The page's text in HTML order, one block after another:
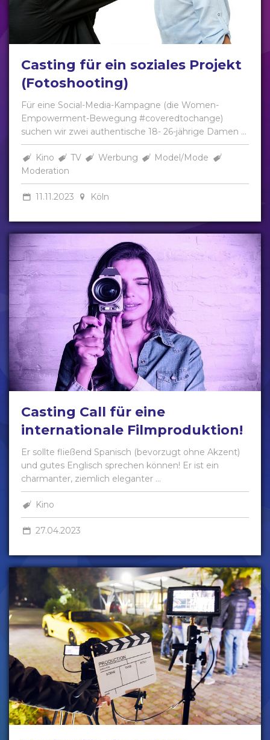
Casting für ein soziales Projekt
(Fotoshooting)
Für eine Social-Media-Kampagne (die Women-
Empowerment-Bewegung #coveredtochange)
suchen wir zwei authentische 18- 26-jährige Damen ...
Kino TV Werbung
Model/Mode
Moderation
11.11.2023 Köln
Casting Call für eine
internationale Filmproduktion!
Er sollte fließend Spanisch (bevorzugt ohne Akzent)
und gutes Englisch sprechen können! Er ist ein
charmanter, ziemlich eleganter ...
Kino
27.04.2023